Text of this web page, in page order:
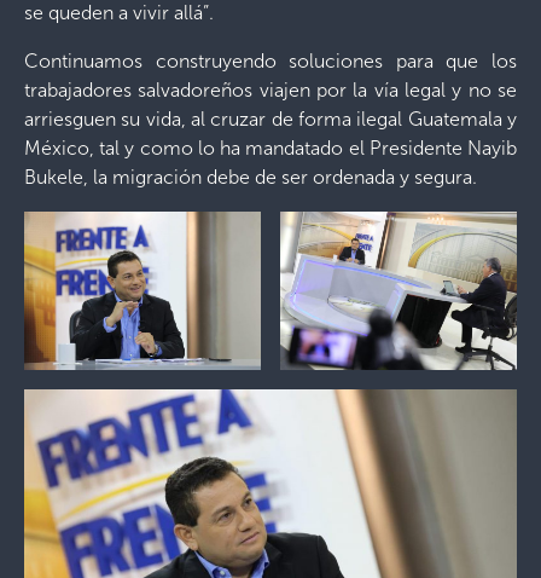
se queden a vivir allá”.
Continuamos construyendo soluciones para que los
trabajadores salvadoreños viajen por la vía legal y no se
arriesguen su vida, al cruzar de forma ilegal Guatemala y
México, tal y como lo ha mandatado el Presidente Nayib
Bukele, la migración debe de ser ordenada y segura.